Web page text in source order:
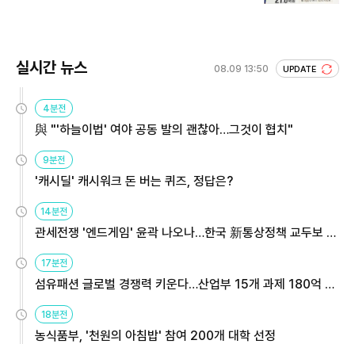
실시간 뉴스 08.09 13:50 UPDATE
4분전
與 "'하늘이법' 여야 공동 발의 괜찮아…그것이 협치"
9분전
'캐시딜' 캐시워크 돈 버는 퀴즈, 정답은?
14분전
관세전쟁 '엔드게임' 윤곽 나오나…한국 新통상정책 교두보 활
17분전
섬유패션 글로벌 경쟁력 키운다…산업부 15개 과제 180억 지
18분전
농식품부, '천원의 아침밥' 참여 200개 대학 선정